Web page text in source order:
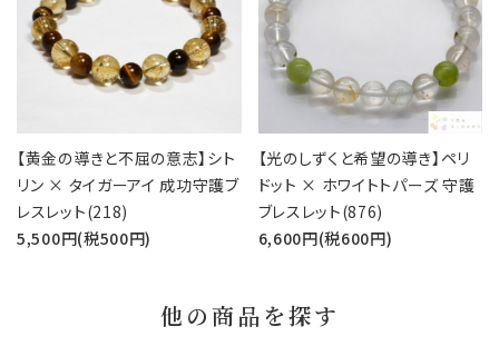
【黄金の導きと不屈の意志】シト
リン × タイガーアイ 成功守護ブ
レスレット(218)
5,500円(税500円)
【光のしずくと希望の導き】ペリ
ドット × ホワイトトパーズ 守護
ブレスレット(876)
6,600円(税600円)
他の商品を探す